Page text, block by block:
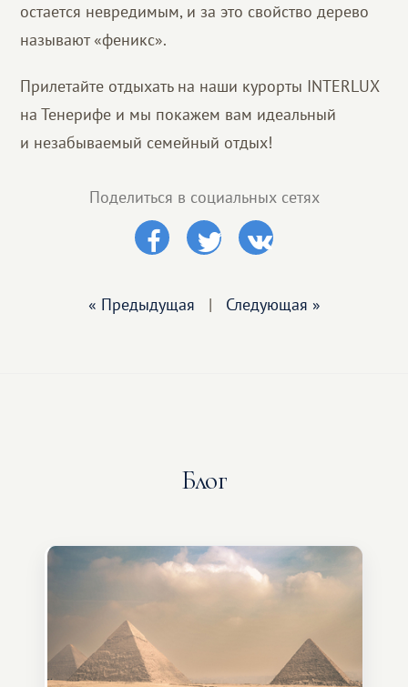
остается невредимым, и за это свойство дерево
называют «феникс».
Прилетайте отдыхать на наши курорты INTERLUX
на Тенерифе и мы покажем вам идеальный
и незабываемый семейный отдых!
Поделиться в социальных сетях
« Предыдущая | Следующая »
Блог